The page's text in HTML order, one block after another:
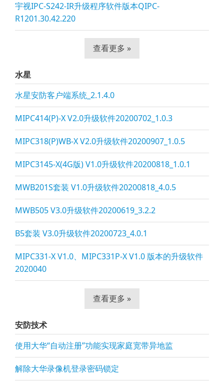
宇视IPC-S242-IR升级程序软件版本QIPC-
R1201.30.42.220
查看更多 »
水星
水星安防客户端系统_2.1.4.0
MIPC414(P)-X V2.0升级软件20200702_1.0.3
MIPC318(P)WB-X V2.0升级软件20200907_1.0.5
MIPC3145-X(4G版) V1.0升级软件20200818_1.0.1
MWB201S套装 V1.0升级软件20200818_4.0.5
MWB505 V3.0升级软件20200619_3.2.2
B5套装 V3.0升级软件20200723_4.0.1
MIPC331-X V1.0、MIPC331P-X V1.0 版本的升级软件
2020040
查看更多 »
安防技术
使用大华“自动注册”功能实现家庭宽带异地监
解除大华录像机登录密码锁定